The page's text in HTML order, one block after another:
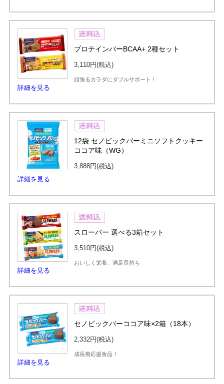
詳細を見る
プロテインバーBCAA+ 2種セット
3,110円(税込)
頑張るカラダにダブルサポート！
詳細を見る
12袋 セノビックバーミニソフトクッキー
ココア味（WG）
3,888円(税込)
詳細を見る
スローバー 選べる3箱セット
3,510円(税込)
おいしく栄養、満足長持ち
詳細を見る
セノビックバーココア味×2箱（18本）
2,332円(税込)
成長期応援食品！